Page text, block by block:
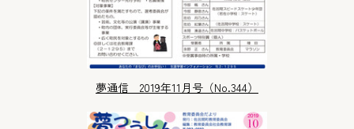
夢通信 2019年11月号（No.344）